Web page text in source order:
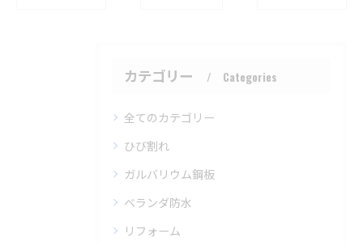
カテゴリー Categories
全てのカテゴリー
ひび割れ
ガルバリウム鋼板
ベランダ防水
リフォーム